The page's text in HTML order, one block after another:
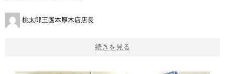
桃太郎王国本厚木店店長
続きを見る